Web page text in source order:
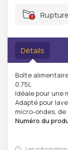
Détails
Boîte
0.75L
Idéale pour une
Adapté pour
micro-ondes, de
Numéro du